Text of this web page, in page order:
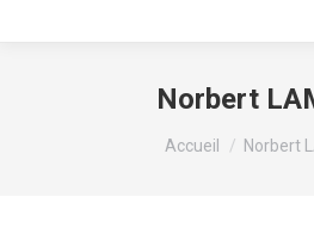
Norbert
Vous êtes ici :
Accueil Norbert